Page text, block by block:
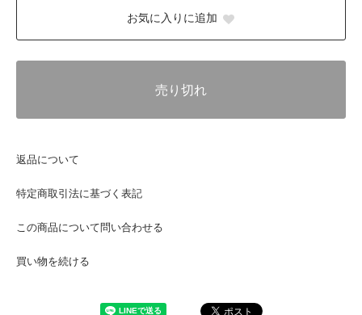
お気に入りに追加
売り切れ
返品について
特定商取引法に基づく表記
この商品について問い合わせる
買い物を続ける